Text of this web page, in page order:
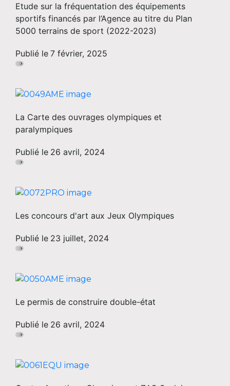
Etude sur la fréquentation des équipements
sportifs financés par l’Agence au titre du Plan
5000 terrains de sport (2022-2023)
Publié le 7 février, 2025
La Carte des ouvrages olympiques et
paralympiques
Publié le 26 avril, 2024
Les concours d'art aux Jeux Olympiques
Publié le 23 juillet, 2024
Le permis de construire double-état
Publié le 26 avril, 2024